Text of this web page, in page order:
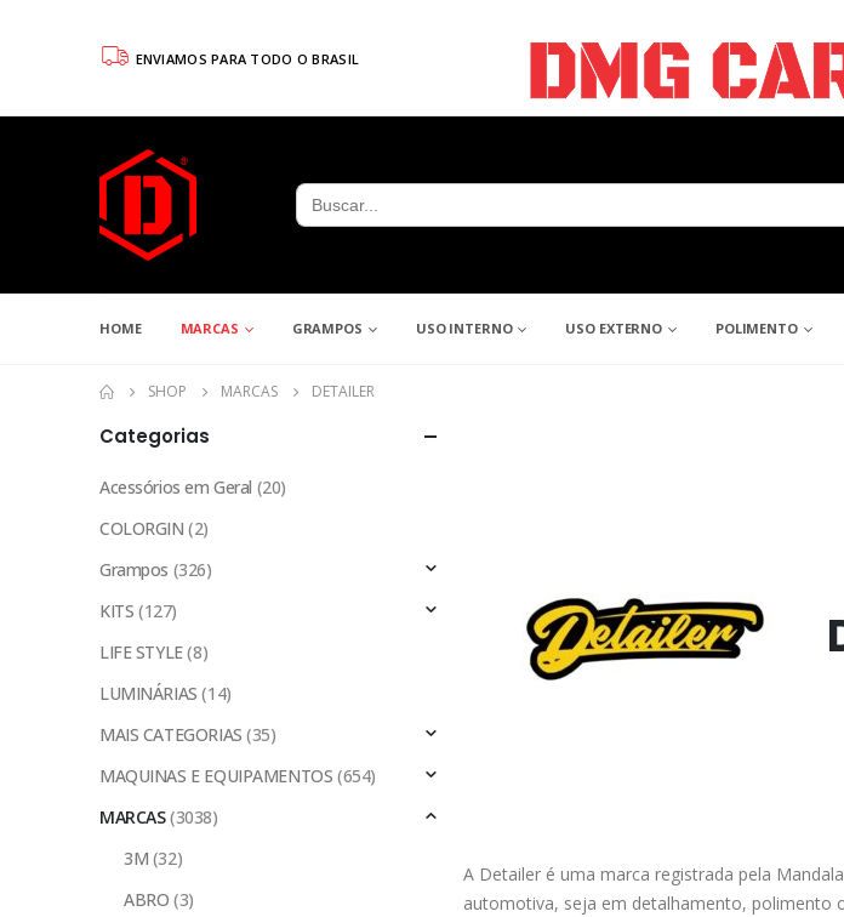
ENVIAMOS PARA TODO O BRASIL
Search
for:
HOME MARCAS GRAMPOS USO INTERNO USO EXTERNO POLIMENTO
SHOP MARCAS DETAILER
A Detailer é uma marca registrada pela
automotiva, seja em detalhamento, polimento
Categorias
Acessórios em Geral (20)
COLORGIN (2)
Grampos (326)
KITS (127)
LIFE STYLE(8)
LUMINÁRIAS (14)
MAIS CATEGORIAS (35)
MAQUINAS E EQUIPAMENTOS (654)
MARCAS(3038)
3M (32)
ABRO (3)